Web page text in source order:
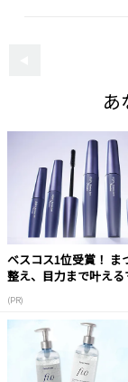
あ
ベスコス1位受賞！ ま
整え、目力まで叶える
(PR)